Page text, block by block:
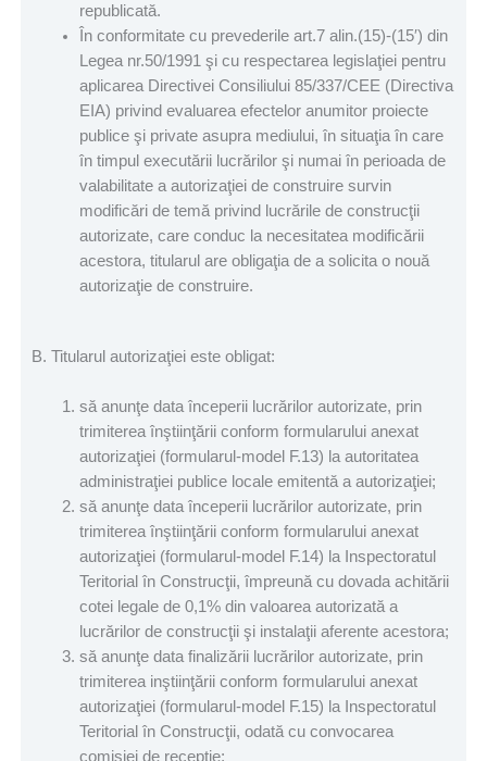
republicată.
În conformitate cu prevederile art.7 alin.(15)-(15′) din
Legea nr.50/1991 şi cu respectarea legislaţiei pentru
aplicarea Directivei Consiliului 85/337/CEE (Directiva
EIA) privind evaluarea efectelor anumitor proiecte
publice şi private asupra mediului, în situaţia în care
în timpul executării lucrărilor şi numai în perioada de
valabilitate a autorizaţiei de construire survin
modificări de temă privind lucrările de construcţii
autorizate, care conduc la necesitatea modificării
acestora, titularul are obligaţia de a solicita o nouă
autorizaţie de construire.
B. Titularul autorizaţiei este obligat:
să anunţe data începerii lucrărilor autorizate, prin
trimiterea înştiinţării conform formularului anexat
autorizaţiei (formularul-model F.13) la autoritatea
administraţiei publice locale emitentă a autorizaţiei;
să anunţe data începerii lucrărilor autorizate, prin
trimiterea înştiinţării conform formularului anexat
autorizaţiei (formularul-model F.14) la Inspectoratul
Teritorial în Construcţii, împreună cu dovada achitării
cotei legale de 0,1% din valoarea autorizată a
lucrărilor de construcţii şi instalaţii aferente acestora;
să anunţe data finalizării lucrărilor autorizate, prin
trimiterea inştiinţării conform formularului anexat
autorizaţiei (formularul-model F.15) la Inspectoratul
Teritorial în Construcţii, odată cu convocarea
comisiei de recepţie;